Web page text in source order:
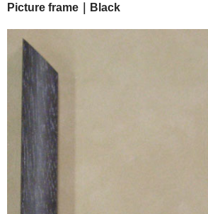
フレーム一覧
カラー別
イメージ別
フレーム幅別
価格コード別
こどもさくひんフレーム
幅広マット付額縁フレーム-展覧会などに-
Picture frame｜Black